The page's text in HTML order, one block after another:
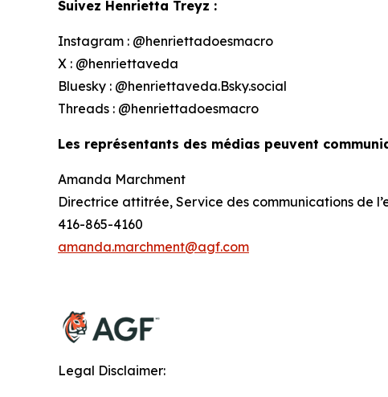
Suivez Henrietta Treyz :
Instagram : @henriettadoesmacro
X : @henriettaveda
Bluesky : @henriettaveda.Bsky.social
Threads : @henriettadoesmacro
Les représentants des médias peuvent
Amanda Marchment
Directrice attitrée, Service des communications de
416-865-4160
amanda.marchment@agf.com
Legal Disclaimer: